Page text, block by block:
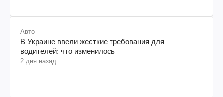
Авто
В Украине ввели жесткие требования для
водителей: что изменилось
2 дня назад